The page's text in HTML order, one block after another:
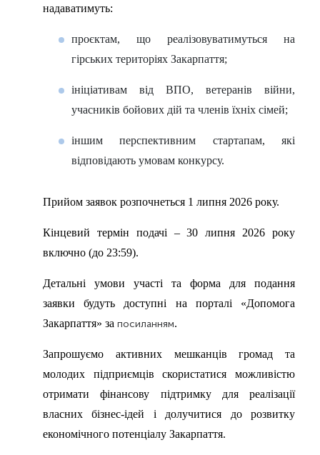
надаватимуть:
проєктам, що реалізовуватимуться на
гірських територіях Закарпаття;
ініціативам від ВПО, ветеранів війни,
учасників бойових дій та членів їхніх сімей;
іншим перспективним стартапам, які
відповідають умовам конкурсу.
Прийом заявок розпочнеться 1 липня 2026 року.
Кінцевий термін подачі – 30 липня 2026 року
включно (до 23:59).
Детальні умови участі та форма для подання
заявки будуть доступні на порталі «Допомога
Закарпаття» за посиланням.
Запрошуємо активних мешканців громад та
молодих підприємців скористатися можливістю
отримати фінансову підтримку для реалізації
власних бізнес-ідей і долучитися до розвитку
економічного потенціалу Закарпаття.